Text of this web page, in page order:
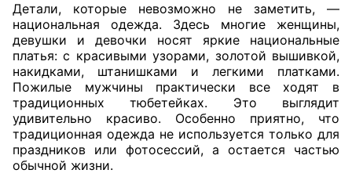
Детали, которые невозможно не заметить, —
национальная одежда. Здесь многие женщины,
девушки и девочки носят яркие национальные
платья: с красивыми узорами, золотой вышивкой,
накидками, штанишками и легкими платками.
Пожилые мужчины практически все ходят в
традиционных тюбетейках. Это выглядит
удивительно красиво. Особенно приятно, что
традиционная одежда не используется только для
праздников или фотосессий, а остается частью
обычной жизни.